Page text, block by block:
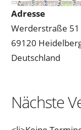
Adresse
Werderstraße 51
69120
Deutschland
Nächste